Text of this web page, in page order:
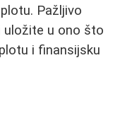
Pažljivo
uložite u ono što
i finansijsku